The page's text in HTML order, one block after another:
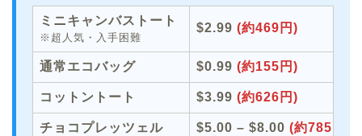
ミニキャンバストート
※超人気・入手困難
$2.99 (約469円)
通常エコバッグ $0.99 (約155円)
コットントート $3.99 (約626円)
チョコプレッツェル $5.00 – $8.00 (約785 –